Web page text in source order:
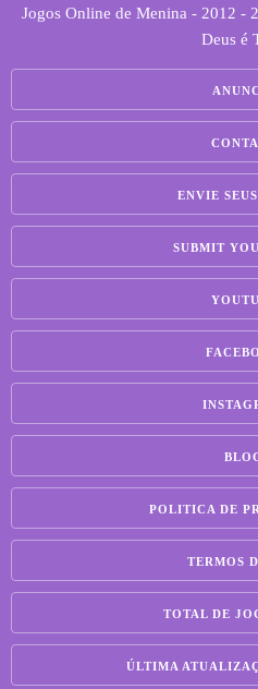
Jogos Online de Menina - 2012 -
Deus é
ENVIE
SUBMIT
POLITICA DE
TERMOS
TOTAL DE
ÚLTIMA